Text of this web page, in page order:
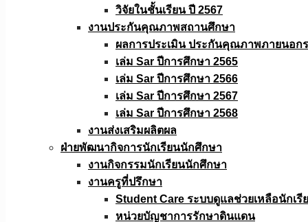
วิจัยในชั้นเรียน ปี 2567
งานประกันคุณภาพสถานศึกษา
ผลการประเมิน ประกันคุณภาพภายนอก
เล่ม Sar ปีการศึกษา 2565
เล่ม Sar ปีการศึกษา 2566
เล่ม Sar ปีการศึกษา 2567
เล่ม Sar ปีการศึกษา 2568
งานส่งเสริมผลิตผล
ฝ่ายพัฒนากิจการนักเรียนนักศึกษา
งานกิจกรรมนักเรียนนักศึกษา
งานครูที่ปรึกษา
Student Care ระบบดูแลช่วยเหลือนักเรี
หน่วยบัญชาการรักษาดินแดน